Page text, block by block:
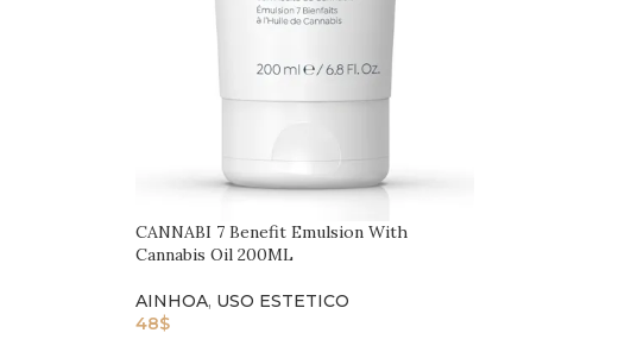
CANNABI 7 Benefit Emulsion With
Cannabis Oil 200ML
AINHOA, USO ESTETICO
48$